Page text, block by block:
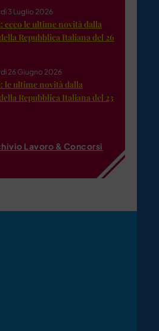
3 Luglio 2026
ecco le ultime novità dalla
Repubblica Italiana del 26
26 Giugno 2026
le ultime novità dalla
Repubblica Italiana del 23
Lavoro & Concorsi